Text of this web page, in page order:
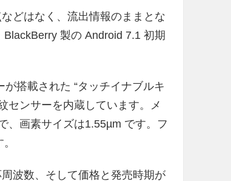
どはなく、流出情報のままとな
製の Android 7.1 初期
搭載された “タッチイナブルキ
センサーを内蔵しています。メ
、画素サイズは1.55µm です。フ
波数、そして価格と発売時期が